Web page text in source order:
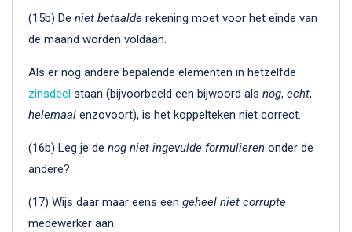
(15b) De niet betaalde rekening moet voor het einde van
de maand worden voldaan.
Als er nog andere bepalende elementen in hetzelfde
zinsdeel staan (bijvoorbeeld een bijwoord als nog, echt,
helemaal enzovoort), is het koppelteken niet correct.
(16b) Leg je de nog niet ingevulde formulieren onder de
andere?
(17) Wijs daar maar eens een geheel niet corrupte
medewerker aan.